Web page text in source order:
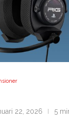
22, 2026 5